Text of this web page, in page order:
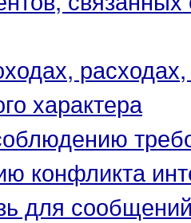
характера
конфликта
для